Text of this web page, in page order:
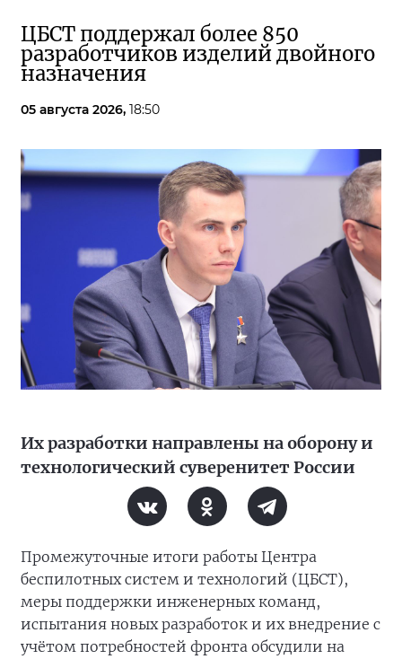
ЦБСТ поддержал более 850
разработчиков изделий двойного
назначения
05 августа 2026, 18:50
Их разработки направлены на оборону и
технологический суверенитет России
Промежуточные итоги работы Центра
беспилотных систем и технологий (ЦБСТ),
меры поддержки инженерных команд,
испытания новых разработок и их внедрение с
учётом потребностей фронта обсудили на